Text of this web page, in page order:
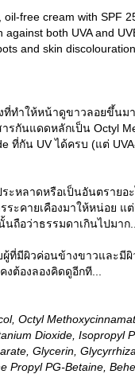
free cream with SPF
against both UVA and
and skin discolouration.
ที่ทำให้หน้าดูขาวลอยขึ้นม
รกันแดดหลักเป็น Octyl
ที่กัน UV ได้ครบ (แต่
ะหลาดหรือเป็นอันตรายอ
ะคายเคืองมาให้หน่อย แต่
ถือว่าธรรมดาเกินไปมาก...
ที่มีผิวค่อนข้างขาวและมีผิ
ต้องลองคิดดูอีกที...
Octyl
Dioxide, Isopropyl
Glycerin,
Propyl PG-Betaine,